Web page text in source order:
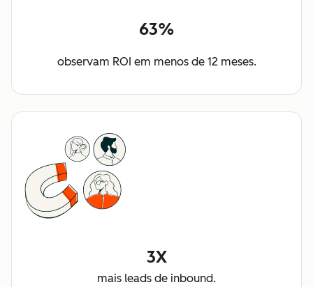
63%
observam ROI em menos de 12 meses.
3X
mais leads de inbound.